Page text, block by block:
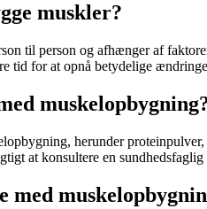
muskler?
til person og afhænger af
tid for at opnå betydelige
, herunder
at konsultere en